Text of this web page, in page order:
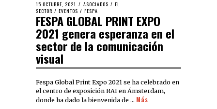
15 OCTUBRE, 2021 ASOCIADOS / EL
SECTOR / EVENTOS / FESPA
FESPA GLOBAL PRINT EXPO
2021 genera esperanza en el
sector de la comunicación
visual
Fespa Global Print Expo 2021 se ha celebrado en
el centro de exposición RAI en Ámsterdam,
donde ha dado la bienvenida de … Más